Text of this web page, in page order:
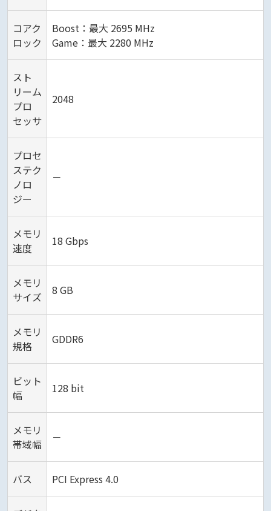
コアク
ロック
Boost：最大 2695 MHz
Game：最大 2280 MHz
スト
リーム
プロ
セッサ
2048
プロセ
ステク
ノロ
ジー
－
メモリ
速度
18 Gbps
メモリ
サイズ
8 GB
メモリ
規格
GDDR6
ビット
幅
128 bit
メモリ
帯域幅
－
バス PCI Express 4.0